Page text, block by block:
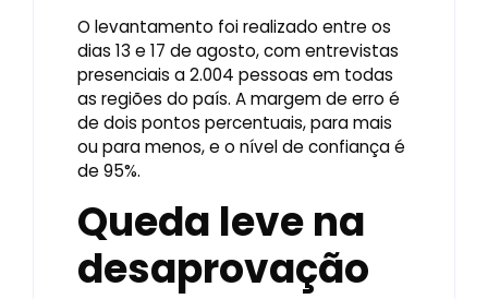
O levantamento foi realizado entre os
dias 13 e 17 de agosto, com entrevistas
presenciais a 2.004 pessoas em todas
as regiões do país. A margem de erro é
de dois pontos percentuais, para mais
ou para menos, e o nível de confiança é
de 95%.
Queda leve na
desaprovação